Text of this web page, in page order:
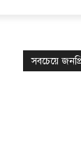
সবচেয়ে